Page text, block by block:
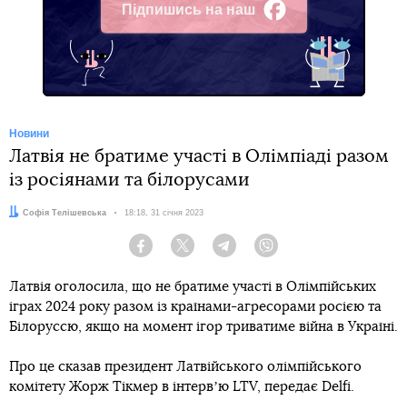
Підпишись на наш
Facebook
Новини
Латвія не братиме участі в Олімпіаді разом
із росіянами та білорусами
Автор:
Софія Телішевська Дата:
18:18, 31 січня 2023
Facebook Twitter Telegram
Латвія оголосила, що не братиме участі в Олімпійських
іграх 2024 року разом із країнами-агресорами росією та
Білоруссю, якщо на момент ігор триватиме війна в Україні.
Про це сказав президент Латвійського олімпійського
комітету Жорж Тікмер в інтервʼю LTV, передає Delfi.